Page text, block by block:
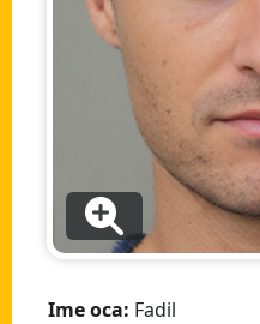
Ime oca: Fadil